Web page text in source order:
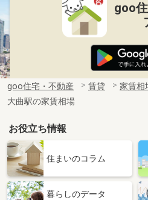
goo
goo住宅・不動産 賃貸 家賃相
大曲駅の家賃相場
お役立ち情報
住まいのコラム
暮らしのデータ